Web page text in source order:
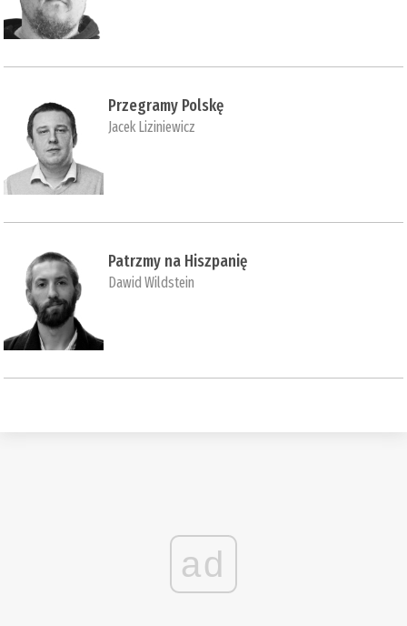
Przegramy Polskę
Jacek Liziniewicz
Patrzmy na Hiszpanię
Dawid Wildstein
ad